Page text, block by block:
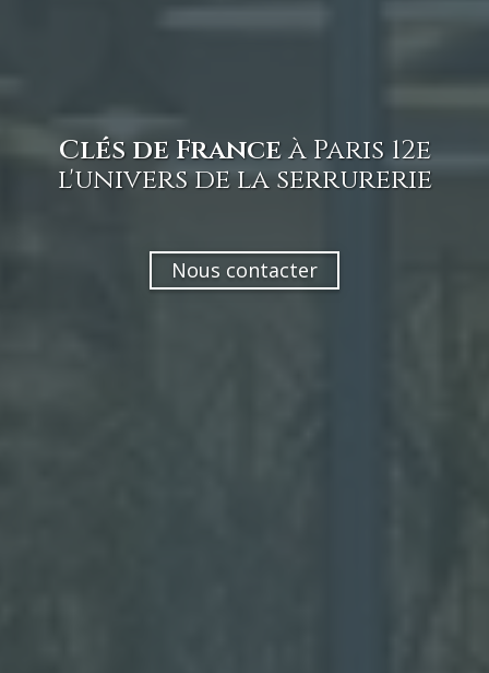
Clés de Franceà Paris 12e
l'univers de la serrurerie
Nous contacter